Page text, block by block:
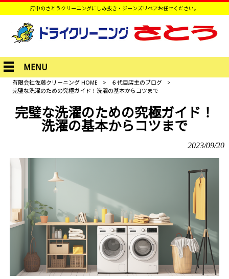
府中のさとうクリーニングにしみ抜き・ジーンズリペアお任せください。
MENU
有限会社佐藤クリーニング HOME > ６代目店主のブログ
>
完璧な洗濯のための究極ガイド！洗濯の基本からコツまで
完璧な洗濯のための究極ガイド！
洗濯の基本からコツまで
2023/09/20